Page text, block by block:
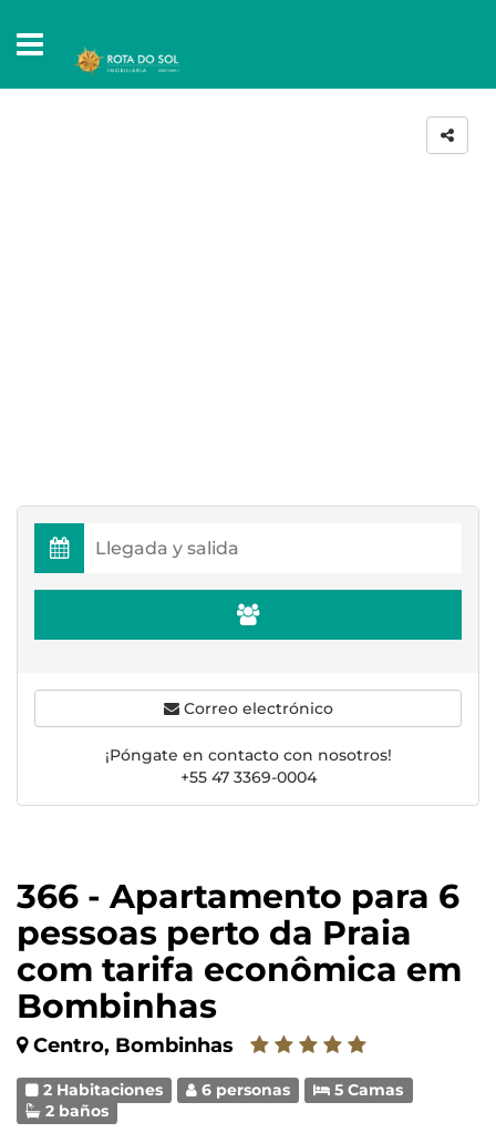
366 - Apartamento para 6
pessoas perto da Praia
com tarifa econômica em
Bombinhas
Centro, Bombinhas
2 Habitaciones 6 personas
5 Camas
2 baños
Correo electrónico
¡Póngate en contacto con nosotros!
+55 47 3369-0004